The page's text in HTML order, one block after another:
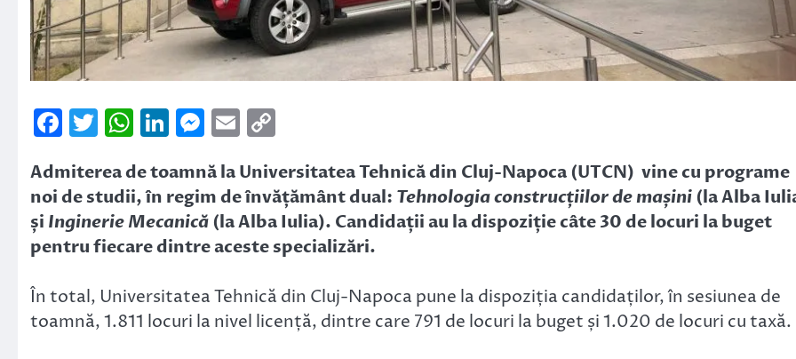
Facebook
Twitter
WhatsApp
LinkedIn
Messenger
Email
Admiterea de toamnă la Universitatea Tehnică din Cluj-Napoca (UTCN) vine cu programe
noi de studii, în regim de învățământ dual: Tehnologia construcțiilor de mașini(la Alba
și Inginerie Mecanică(la Alba Iulia). Candidații au la dispoziție câte 30 de locuri la buget
pentru fiecare dintre aceste specializări.
În total, Universitatea Tehnică din Cluj-Napoca pune la dispoziția candidaților, în sesiunea de
toamnă, 1.811 locuri la nivel licență, dintre care 791 de locuri la buget și 1.020 de locuri cu taxă.